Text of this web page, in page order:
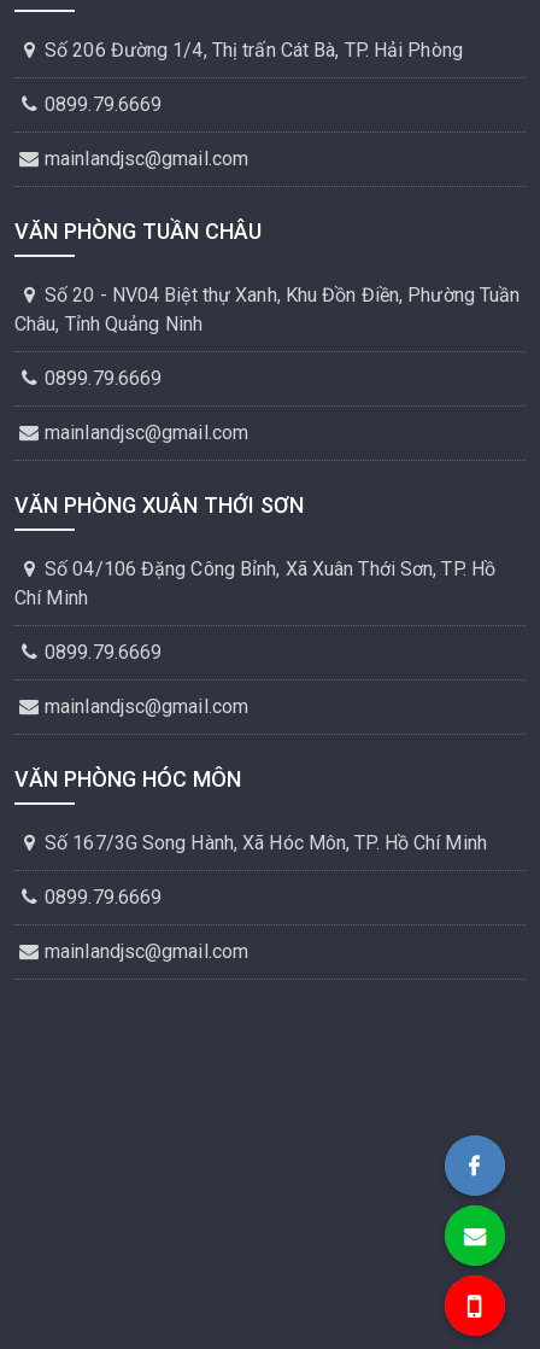
Số 206 Đường 1/4, Thị trấn Cát Bà, TP. Hải Phòng
0899.79.6669
mainlandjsc@gmail.com
VĂN PHÒNG TUẦN CHÂU
Số 20 - NV04 Biệt thự Xanh, Khu Đồn Điền, Phường Tuần
Châu, Tỉnh Quảng Ninh
0899.79.6669
mainlandjsc@gmail.com
VĂN PHÒNG XUÂN THỚI SƠN
Số 04/106 Đặng Công Bỉnh, Xã Xuân Thới Sơn, TP. Hồ
Chí Minh
0899.79.6669
mainlandjsc@gmail.com
VĂN PHÒNG HÓC MÔN
Số 167/3G Song Hành, Xã Hóc Môn, TP. Hồ Chí Minh
0899.79.6669
mainlandjsc@gmail.com
Bất Động Sản